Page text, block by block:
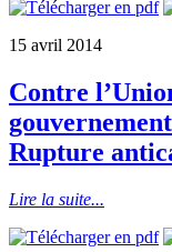
15 avril 2014
Contre
Rupture
Lire la suite...